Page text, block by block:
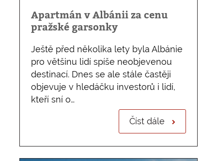
Apartmán v Albánii za cenu
pražské garsonky
Ještě před několika lety byla Albánie
pro většinu lidí spíše neobjevenou
destinací. Dnes se ale stále častěji
objevuje v hledáčku investorů i lidí,
kteří sní o…
Číst dále